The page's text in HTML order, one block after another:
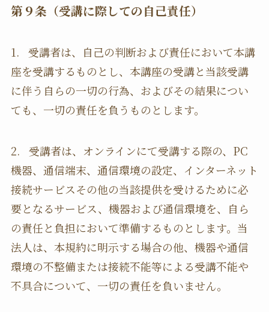
第９条（受講に際しての自己責任）
1. 受講者は、自己の判断および責任において本講
座を受講するものとし、本講座の受講と当該受講
に伴う自らの一切の行為、およびその結果につい
ても、一切の責任を負うものとします。
2. 受講者は、オンラインにて受講する際の、PC
機器、通信端末、通信環境の設定、インターネット
接続サービスその他の当該提供を受けるために必
要となるサービス、機器および通信環境を、自ら
の責任と負担において準備するものとします。当
法人は、本規約に明示する場合の他、機器や通信
環境の不整備または接続不能等による受講不能や
不具合について、一切の責任を負いません。